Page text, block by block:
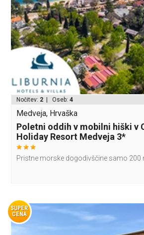
Nočitev: 2 | Oseb:4
Medveja, Hrvaška
Poletni oddih v mobilni hiški v
Holiday Resort Medveja 3*
Pristne morske dogodivščine samo 200
SUPER
CENA